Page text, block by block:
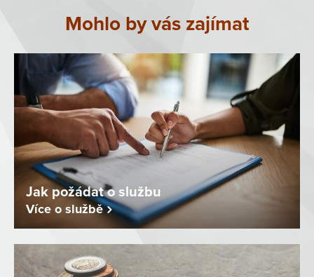
Mohlo by vás zajímat
Jak požádat o službu
Více o službě